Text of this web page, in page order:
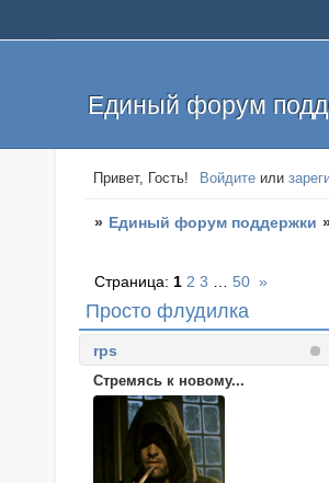
Единый форум
Привет, Гость! Войдите или
» Единый форум поддержки
Просто флудилка
Страница: 1 2 3 50 »
rps
Стремясь к новому...